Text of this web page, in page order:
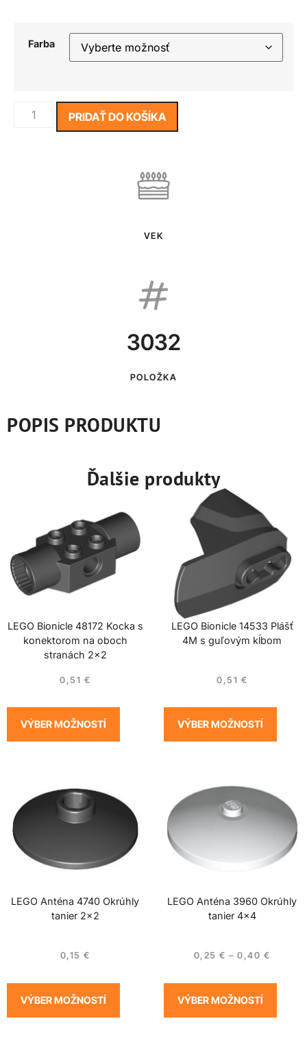
Farba
PRIDAŤ DO KOŠÍKA
VEK
3032
POLOŽKA
POPIS PRODUKTU
Ďalšie produkty
LEGO Bionicle 48172 Kocka s
konektorom na oboch
stranách 2×2
0,51 €
VÝBER MOŽNOSTÍ
LEGO Bionicle 14533 Plášť
4M s guľovým kĺbom
0,51 €
VÝBER MOŽNOSTÍ
LEGO Anténa 4740 Okrúhly
tanier 2×2
0,15 €
VÝBER MOŽNOSTÍ
LEGO Anténa 3960 Okrúhly
tanier 4×4
0,25€ – 0,40 €
VÝBER MOŽNOSTÍ